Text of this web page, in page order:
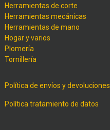
Herramientas de corte
Herramientas mecánicas
Herramientas de mano
Hogar y varios
Plomería
Tornillería
Política de envíos y devoluciones
Política tratamiento de datos